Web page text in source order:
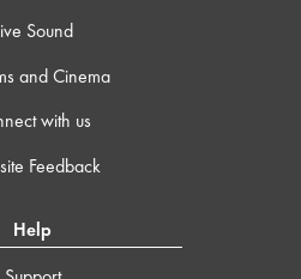
Sound
and Cinema
with us
Feedback
Help